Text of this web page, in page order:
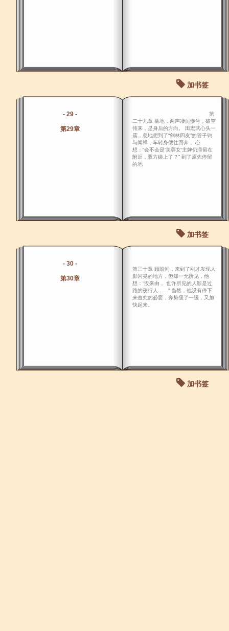
加书签
- 29 -
第29章
第
二十九章 墓地，两声凄厉惨号，破空
传来，是身后的方向。 田宏武心头一
震，忽地想到了“剑林四友”的管子钧
与闻祥，车转身便往回奔， 心
想：“会不会是‘芙蓉女’主婢仍滞留在
附近，双方碰上了？” 到了原先停留
的地
加书签
- 30 -
第30章
第三十章 顾盼间，来到了刚才发现人
影闪晃的地方，但却一无所见，他
想：“没来由， 也许所见的人影是过
路的夜行人……” 当然，他没有停下
来查究的必要，奔势缓了一缓，又加
快起来。
加书签